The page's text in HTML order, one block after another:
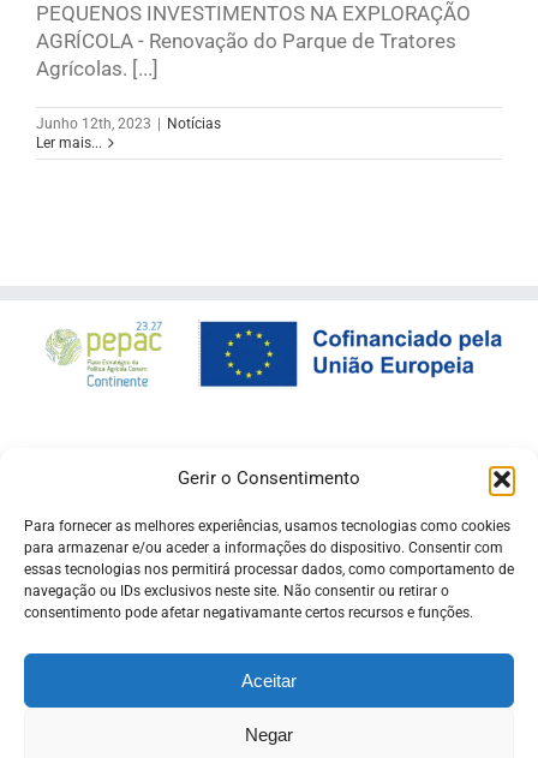
Gerir o Consentimento
Para fornecer as melhores experiências, usamos tecnologias como cookies
para armazenar e/ou aceder a informações do dispositivo. Consentir com
essas tecnologias nos permitirá processar dados, como comportamento de
navegação ou IDs exclusivos neste site. Não consentir ou retirar o
consentimento pode afetar negativamante certos recursos e funções.
Aceitar
Negar
PEQUENOS INVESTIMENTOS NA EXPLORAÇÃO
AGRÍCOLA - Renovação do Parque de Tratores
Agrícolas. [...]
Junho 12th, 2023
Notícias
Ler mais...
| Desenvolvido pela